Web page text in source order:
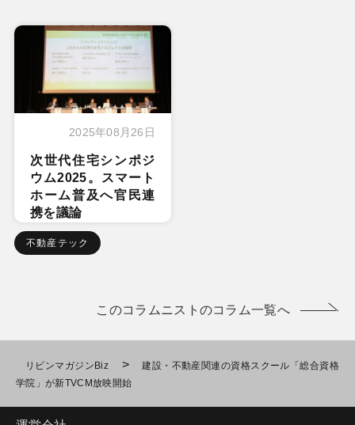
2025年08月26日
次世代住宅シンポジ
ウム2025。スマート
ホーム普及へ官民連
携を議論
不動産テック
このコラムニストのコラム一覧へ
リビンマガジンBiz >
建設・不動産関連の資格スクール「総合資格
学院」が新TVCM放映開始